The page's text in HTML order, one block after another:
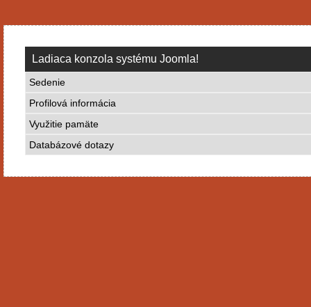
Ladiaca konzola systému Joomla!
Sedenie
Profilová informácia
Využitie pamäte
Databázové dotazy